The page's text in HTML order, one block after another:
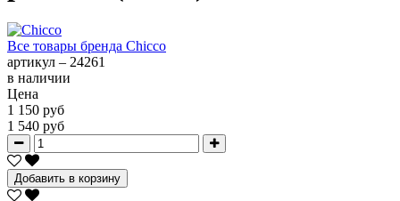
Все товары бренда Chicco
артикул – 24261
в наличии
Цена
1 150 руб
1 540 руб
Добавить в корзину